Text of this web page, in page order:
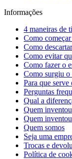
Informações
4 maneiras de
Como
Como
Como evitar
Como fazer o
Como surgiu
Para que
Perguntas
Qual a
Quem
Quem
Quem somos
Seja uma
Trocas e
Política de